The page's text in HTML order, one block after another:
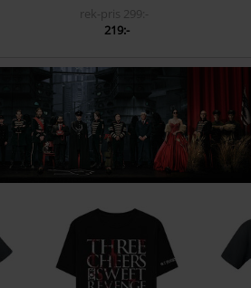
rek-pris
299:-
219:-